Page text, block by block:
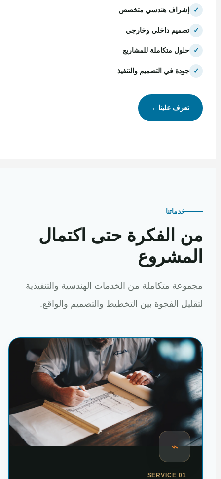
✓ إشراف هندسي متخصص
✓ تصميم داخلي وخارجي
✓ حلول متكاملة للمشاريع
✓ جودة في التصميم والتنفيذ
تعرف علينا←
خدماتنا
من الفكرة حتى اكتمال
المشروع
مجموعة متكاملة من الخدمات الهندسية والتنفيذية
لتقليل الفجوة بين التخطيط والتصميم والواقع.
⌁
SERVICE 01